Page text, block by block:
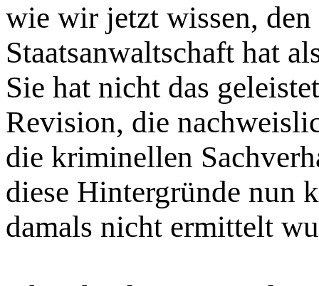
wie wir jetzt wissen,
Staatsanwaltschaft hat
Sie hat nicht das
Revision, die
die kriminellen
diese Hintergründe nun
damals nicht ermittelt